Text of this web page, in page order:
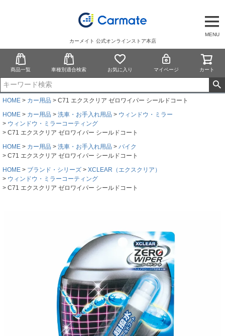
MENU
カーメイト 公式オンラインストア本店
商品一覧 車種別適合検索 お気に入り マイページ カート
HOME カー用品
C71 エクスクリア ゼロワイパー シールドコート
HOME
カー用品 洗車・お手入れ用品
ウィンドウ・ミラー
ウィンドウ・ミラーコーティング
C71 エクスクリア ゼロワイパー シールドコート
HOME
カー用品 洗車・お手入れ用品
バイク
C71 エクスクリア ゼロワイパー シールドコート
HOME
ブランド・シリーズ
XCLEAR（エクスクリア）
ウィンドウ・ミラーコーティング
C71 エクスクリア ゼロワイパー シールドコート